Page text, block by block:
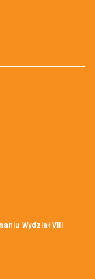
Wydział VIII